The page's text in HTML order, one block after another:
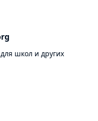
школ и других